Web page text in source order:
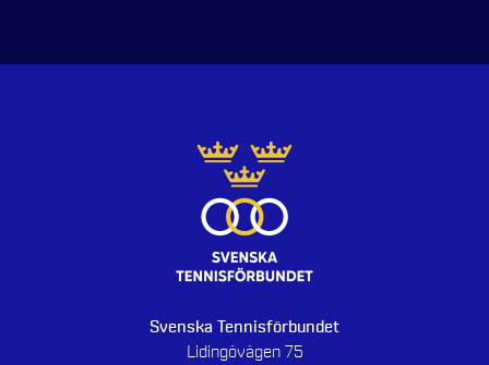
Svenska Tennisförbundet
Lidingövägen 75